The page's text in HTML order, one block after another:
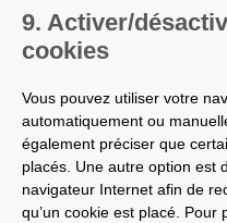
9. Activer/
cookies
Vous pouvez utiliser votre
automatiquement ou
également préciser que
placés. Une autre option est
navigateur Internet afin de
qu’un cookie est placé. Pour